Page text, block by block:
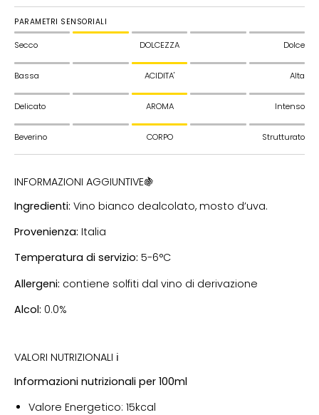
PARAMETRI SENSORIALI
Secco DOLCEZZA Dolce
Bassa ACIDITA' Alta
Delicato AROMA Intenso
Beverino CORPO Strutturato
INFORMAZIONI AGGIUNTIVE🍇
Ingredienti: Vino bianco dealcolato, mosto d’uva.
Provenienza: Italia
Temperatura di servizio: 5-6°C
Allergeni: contiene solfiti dal vino di derivazione
Alcol: 0.0%
VALORI NUTRIZIONALI ℹ
Informazioni nutrizionali per 100ml
Valore Energetico: 15kcal